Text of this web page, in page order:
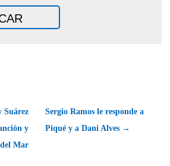
Suárez
y
Mar
Sergio Ramos le responde a
Piqué y a Dani Alves →